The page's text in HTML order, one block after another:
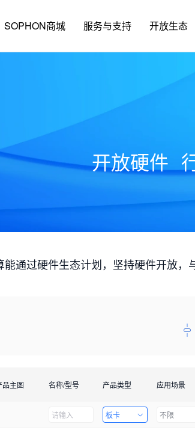
SOPHON商城 服务与支持 开放生态
开放硬件
能通过硬件生态计划，坚持硬件开放，
品主图 名称/型号 产品类型 应用场景
司 板卡 不限